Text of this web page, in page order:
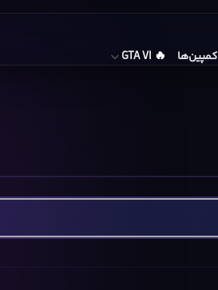
کمپین‌ها 🔥
GTA VI